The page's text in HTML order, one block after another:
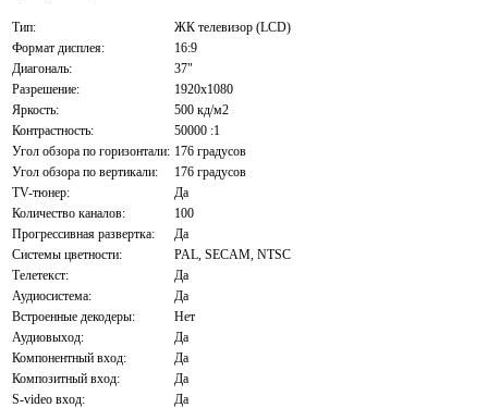
Тип:
ЖК телевизор (LCD)
Формат дисплея:
16:9
Диагональ:
37"
Разрешение:
1920x1080
Яркость:
500 кд/м2
Контрастность:
50000 :1
Угол обзора по горизонтали: 176 градусов
Угол обзора по вертикали:
176 градусов
TV-тюнер:
Да
Количество каналов:
100
Прогрессивная развертка:
Да
Системы цветности:
PAL, SECAM, NTSC
Телетекст:
Да
Аудиосистема:
Да
Встроенные декодеры:
Нет
Аудиовыход:
Да
Компонентный вход:
Да
Композитный вход:
Да
S-video вход:
Да